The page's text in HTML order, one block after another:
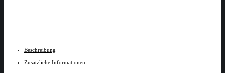
Beschreibung
Zusätzliche Informationen